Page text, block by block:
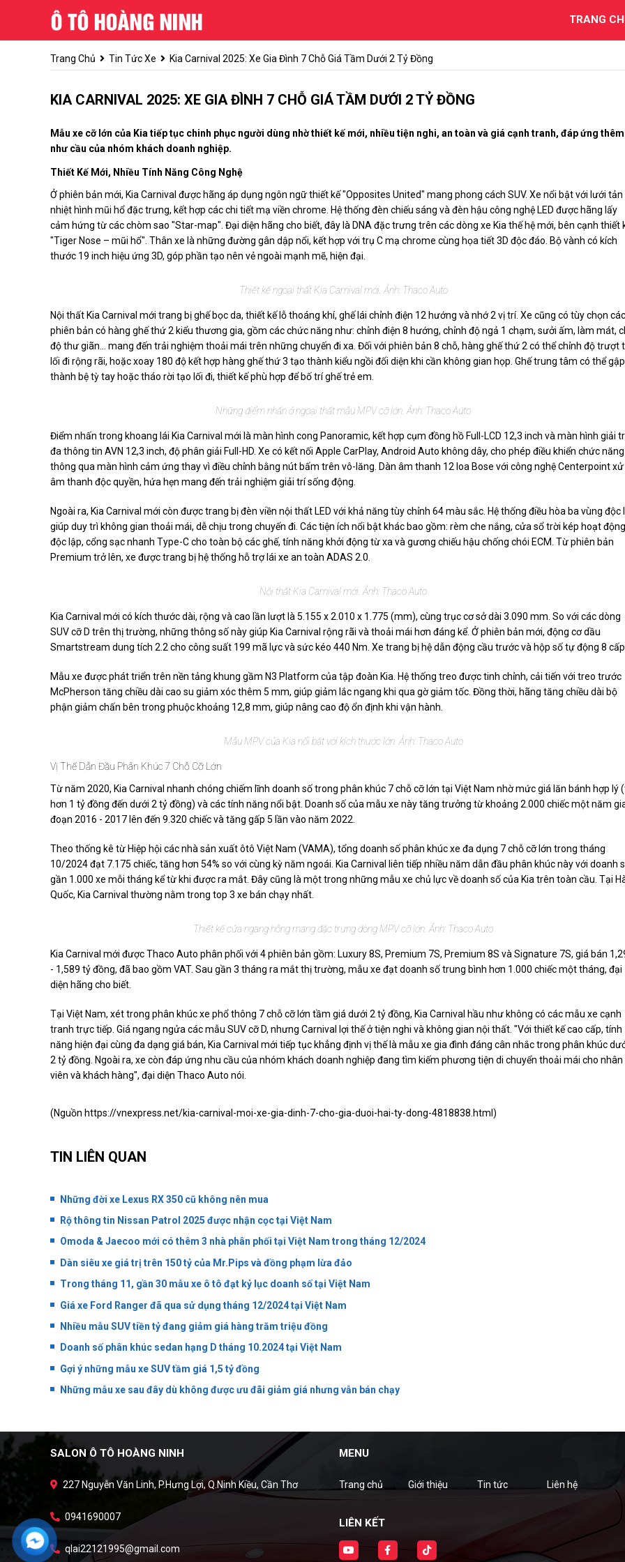
TRANG
Trang Chủ Tin Tức Xe Kia Carnival 2025: Xe Gia Đình 7 Chỗ Giá Tầm Dưới 2 Tỷ Đồng
KIA CARNIVAL 2025: XE GIA ĐÌNH 7 CHỖ GIÁ TẦM DƯỚI 2 TỶ ĐỒNG
Mẫu xe cỡ lớn của Kia tiếp tục chinh phục người dùng nhờ thiết kế mới, nhiều tiện nghi, an toàn và giá cạnh tranh, đáp ứng thêm
như cầu của nhóm khách doanh nghiệp.
Thiết Kế Mới, Nhiều Tính Năng Công Nghệ
Ở phiên bản mới, Kia Carnival được hãng áp dụng ngôn ngữ thiết kế "Opposites United" mang phong cách SUV. Xe nổi bật với lưới tản
nhiệt hình mũi hổ đặc trưng, kết hợp các chi tiết mạ viền chrome. Hệ thống đèn chiếu sáng và đèn hậu công nghệ LED được hãng lấy
cảm hứng từ các chòm sao "Star-map". Đại diện hãng cho biết, đây là DNA đặc trưng trên các dòng xe Kia thế hệ mới, bên cạnh thiết
"Tiger Nose – mũi hổ". Thân xe là những đường gân dập nổi, kết hợp với trụ C mạ chrome cùng họa tiết 3D độc đáo. Bộ vành có kích
thước 19 inch hiệu ứng 3D, góp phần tạo nên vẻ ngoài mạnh mẽ, hiện đại.
Thiết kế ngoại thất Kia Carnival mới. Ảnh: Thaco Auto
Nội thất Kia Carnival mới trang bị ghế bọc da, thiết kế lỗ thoáng khí, ghế lái chỉnh điện 12 hướng và nhớ 2 vị trí. Xe cũng có tùy chọn các
phiên bản có hàng ghế thứ 2 kiểu thương gia, gồm các chức năng như: chỉnh điện 8 hướng, chỉnh độ ngả 1 chạm, sưởi ấm, làm mát,
độ thư giãn... mang đến trải nghiệm thoải mái trên những chuyến đi xa. Đối với phiên bản 8 chỗ, hàng ghế thứ 2 có thể chỉnh độ trượt
lối đi rộng rãi, hoặc xoay 180 độ kết hợp hàng ghế thứ 3 tạo thành kiểu ngồi đối diện khi cần không gian họp. Ghế trung tâm có thể gập
thành bệ tỳ tay hoặc tháo rời tạo lối đi, thiết kế phù hợp để bố trí ghế trẻ em.
Những điểm nhấn ở ngoại thất mẫu MPV cỡ lớn. Ảnh: Thaco Auto
Điểm nhấn trong khoang lái Kia Carnival mới là màn hình cong Panoramic, kết hợp cụm đồng hồ Full-LCD 12,3 inch và màn hình giải
đa thông tin AVN 12,3 inch, độ phân giải Full-HD. Xe có kết nối Apple CarPlay, Android Auto không dây, cho phép điều khiển chức năng
thông qua màn hình cảm ứng thay vì điều chỉnh bằng nút bấm trên vô-lăng. Dàn âm thanh 12 loa Bose với công nghệ Centerpoint xử
âm thanh độc quyền, hứa hẹn mang đến trải nghiệm giải trí sống động.
Ngoài ra, Kia Carnival mới còn được trang bị đèn viền nội thất LED với khả năng tùy chỉnh 64 màu sắc. Hệ thống điều hòa ba vùng độc
giúp duy trì không gian thoải mái, dễ chịu trong chuyến đi. Các tiện ích nổi bật khác bao gồm: rèm che nắng, cửa sổ trời kép hoạt động
độc lập, cổng sạc nhanh Type-C cho toàn bộ các ghế, tính năng khởi động từ xa và gương chiếu hậu chống chói ECM. Từ phiên bản
Premium trở lên, xe được trang bị hệ thống hỗ trợ lái xe an toàn ADAS 2.0.
Nội thất Kia Carnival mới. Ảnh: Thaco Auto
Kia Carnival mới có kích thước dài, rộng và cao lần lượt là 5.155 x 2.010 x 1.775 (mm), cùng trục cơ sở dài 3.090 mm. So với các dòng
SUV cỡ D trên thị trường, những thông số này giúp Kia Carnival rộng rãi và thoải mái hơn đáng kể. Ở phiên bản mới, động cơ dầu
Smartstream dung tích 2.2 cho công suất 199 mã lực và sức kéo 440 Nm. Xe trang bị hệ dẫn động cầu trước và hộp số tự động 8
Mẫu xe được phát triển trên nền tảng khung gầm N3 Platform của tập đoàn Kia. Hệ thống treo được tinh chỉnh, cải tiến với treo trước
McPherson tăng chiều dài cao su giảm xóc thêm 5 mm, giúp giảm lắc ngang khi qua gờ giảm tốc. Đồng thời, hãng tăng chiều dài bộ
phận giảm chấn bên trong phuộc khoảng 12,8 mm, giúp nâng cao độ ổn định khi vận hành.
Mẫu MPV của Kia nổi bật với kích thước lớn. Ảnh: Thaco Auto
Vị Thế Dẫn Đầu Phân Khúc 7 Chỗ Cỡ Lớn
Từ năm 2020, Kia Carnival nhanh chóng chiếm lĩnh doanh số trong phân khúc 7 chỗ cỡ lớn tại Việt Nam nhờ mức giá lăn bánh hợp lý
hơn 1 tỷ đồng đến dưới 2 tỷ đồng) và các tính năng nổi bật. Doanh số của mẫu xe này tăng trưởng từ khoảng 2.000 chiếc một năm
đoạn 2016 - 2017 lên đến 9.320 chiếc và tăng gấp 5 lần vào năm 2022.
Theo thống kê từ Hiệp hội các nhà sản xuất ôtô Việt Nam (VAMA), tổng doanh số phân khúc xe đa dụng 7 chỗ cỡ lớn trong tháng
10/2024 đạt 7.175 chiếc, tăng hơn 54% so với cùng kỳ năm ngoái. Kia Carnival liên tiếp nhiều năm dẫn đầu phân khúc này với doanh
gần 1.000 xe mỗi tháng kể từ khi được ra mắt. Đây cũng là một trong những mẫu xe chủ lực về doanh số của Kia trên toàn cầu. Tại
Quốc, Kia Carnival thường nằm trong top 3 xe bán chạy nhất.
Thiết kế cửa ngang hông mang đặc trưng dòng MPV cỡ lớn. Ảnh: Thaco Auto
Kia Carnival mới được Thaco Auto phân phối với 4 phiên bản gồm: Luxury 8S, Premium 7S, Premium 8S và Signature 7S, giá bán
- 1,589 tỷ đồng, đã bao gồm VAT. Sau gần 3 tháng ra mắt thị trường, mẫu xe đạt doanh số trung bình hơn 1.000 chiếc một tháng, đại
diện hãng cho biết.
Tại Việt Nam, xét trong phân khúc xe phổ thông 7 chỗ cỡ lớn tầm giá dưới 2 tỷ đồng, Kia Carnival hầu như không có các mẫu xe cạnh
tranh trực tiếp. Giá ngang ngửa các mẫu SUV cỡ D, nhưng Carnival lợi thế ở tiện nghi và không gian nội thất. "Với thiết kế cao cấp, tính
năng hiện đại cùng đa dạng giá bán, Kia Carnival mới tiếp tục khẳng định vị thế là mẫu xe gia đình đáng cân nhắc trong phân khúc
2 tỷ đồng. Ngoài ra, xe còn đáp ứng nhu cầu của nhóm khách doanh nghiệp đang tìm kiếm phương tiện di chuyển thoải mái cho nhân
viên và khách hàng", đại diện Thaco Auto nói.
(Nguồn https://vnexpress.net/kia-carnival-moi-xe-gia-dinh-7-cho-gia-duoi-hai-ty-dong-4818838.html )
TIN LIÊN QUAN
Những đời xe Lexus RX 350 cũ không nên mua
Rộ thông tin Nissan Patrol 2025 được nhận cọc tại Việt Nam
Omoda & Jaecoo mới có thêm 3 nhà phân phối tại Việt Nam trong tháng 12/2024
Dàn siêu xe giá trị trên 150 tỷ của Mr.Pips và đồng phạm lừa đảo
Trong tháng 11, gần 30 mẫu xe ô tô đạt kỷ lục doanh số tại Việt Nam
Giá xe Ford Ranger đã qua sử dụng tháng 12/2024 tại Việt Nam
Nhiều mẫu SUV tiền tỷ đang giảm giá hàng trăm triệu đồng
Doanh số phân khúc sedan hạng D tháng 10.2024 tại Việt Nam
Gợi ý những mẫu xe SUV tầm giá 1,5 tỷ đồng
Những mẫu xe sau đây dù không được ưu đãi giảm giá nhưng vẫn bán chạy
SALON Ô TÔ HOÀNG NINH
227 Nguyễn Văn Linh, P.Hưng Lợi, Q.Ninh Kiều, Cần Thơ
0941690007
qlai22121995@gmail.com
MENU
Trang chủ Giới thiệu Tin tức Liên hệ
LIÊN KẾT